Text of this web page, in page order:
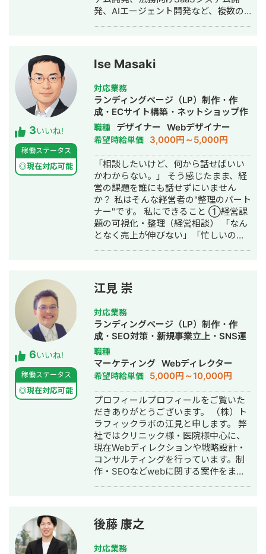
発、AIエージェント開発など、複数の
得意としており、要件定義、設計、実
装、本番リリース、運用改善まで一貫
して対応しています。 特に、仕様が複
雑な業務システムや、要件がまだ固ま
りきっていない新規開発において、事
業目的を整理しながら、正確にスピー
ド感を持って形にしていくことを強み
としています。 いまはスタートアップ
案件にてAIエージェント開発にも携わ
っており、AI活用した業務効率化、新
機能開発、既存プロダクトへのAI機能
の組み込みなどにも対応しています。
単純に言われたものを作るだけではな
く、事業として使える形に落とし込む
ことを重視し、開発の初期段階からリ
リース後の運用まで伴走しています。
3いいね!
稼働ステータス
◎現在対応可能
Ise Masaki
対応業務
ランディングページ（LP）制作・作
成・ECサイト構築・ネットショップ作
成代行・SEO対策・SNS運用代行・事
務代行・バナー制作・デザイン・ロゴ
デザイン・作成・動画制作・動画編
集・AI活用
職種 デザイナー Webデザイナー
希望時給単価 3,000円～5,000円
「相談したいけど、何から話せばいい
かわからない。」 そう感じたまま、経
営の課題を誰にも話せずにいません
か？ 私はそんな経営者の"整理のパート
ナー"です。 私にできること ①経営課
題の可視化・整理（経営相談） 「なん
となく売上が伸びない」「忙しいのに
緒に明確にする、それが私の仕事の出
発点です。 ②デザイン制作（実行支
援） 課題が見えたら、次は「動かす」
フェーズ。バナー広告・SNS画像・名
刺・パンフレット・ショート動画・サ
ムネイル・アイコン・ヘッダーなど、
中小企業の販促・採用・ブランディン
グに必要なデザインを制作します。 →
相談だけ・制作だけ、どちらのご依頼
も歓迎します。 私について 元大手企業
の正社員として、複数の事業部でプロ
ジェクト推進・課題解決を経験。その
後、身体障害を持ちながら独立し、小
さなデザイン事務所の一人社長として
活動しています。 移動に制約があるた
め、すべてのやり取りをオンラインで
完結できる体制を整えてきました。
Zoom・Google Meet・チャットツー
います。 「制約の中で最大の成果を出
す」──これは障害を持つ私が日々実
践してきたことであり、中小企業の経
6いいね!
稼働ステータス
◎現在対応可能
江見 崇
対応業務
ランディングページ（LP）制作・作
成・SEO対策・新規事業立上・SNS運
用代行・記事作成代行・ライティン
グ・翻訳・ホームページ制作・作成・
バナー制作・デザイン・ロゴデザイ
ン・作成・イラスト制作・リスティン
グ広告運用代行
職種
マーケティング Webディレクター
希望時給単価 5,000円～10,000円
プロフィールプロフィールをご覧いた
だきありがとうございます。 （株）ト
ラフィックラボの江見と申します。 弊
社ではクリニック様・医院様中心に、
現在Webディレクションや戦略設計・
コンサルティングを行っています。制
作・SEOなどwebに関する案件をまる
また、常にレスを早めに対応を心がけ
ておりまして24時間365日対応が可能
です。 実際、弊社は地域名＋施術で上
後藤 康之
対応業務